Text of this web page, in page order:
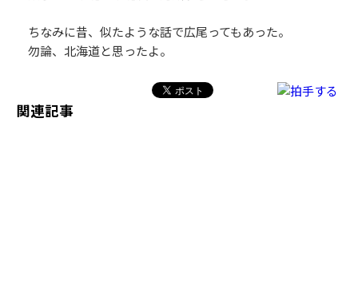
ちなみに昔、似たような話で広尾ってもあった。
勿論、北海道と思ったよ。
関連記事